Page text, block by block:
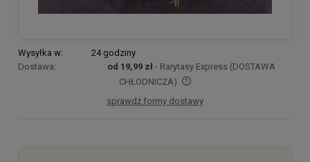
Wysyłka w:
24 godziny
Dostawa:
od 19,99 zł - Rarytasy Express (DOSTAWA
CHŁODNICZA)
Cena nie zawiera ewentualnych kosztów płatności
sprawdź formy dostawy